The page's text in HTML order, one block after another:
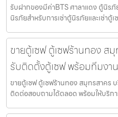
รับฝากของมีค่าBTS ศาลาแดง ตู้นิรภั
นิรภัยสำหรับการเช่าตู้นิรภัยและเช่าตู้เ
ขายตู้เซฟ ตู้เซฟร้านทอง ส
รับติดตั้งตู้เซฟ พร้อมทีมงา
ขายตู้เซฟ ตู้เซฟร้านทอง สมุทรสาคร
ติดต่อสอบถามได้ตลอด พร้อมให้บริก